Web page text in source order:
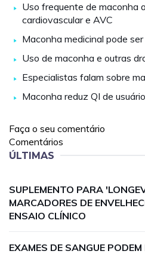
Uso frequente de maconha
cardiovascular e AVC
Maconha medicinal pode
Uso de maconha e outras
Especialistas falam sobre
Maconha reduz QI de
Faça o seu comentário
Comentários
ÚLTIMAS
SUPLEMENTO PARA
MARCADORES DE
ENSAIO CLÍNICO
EXAMES DE SANGUE